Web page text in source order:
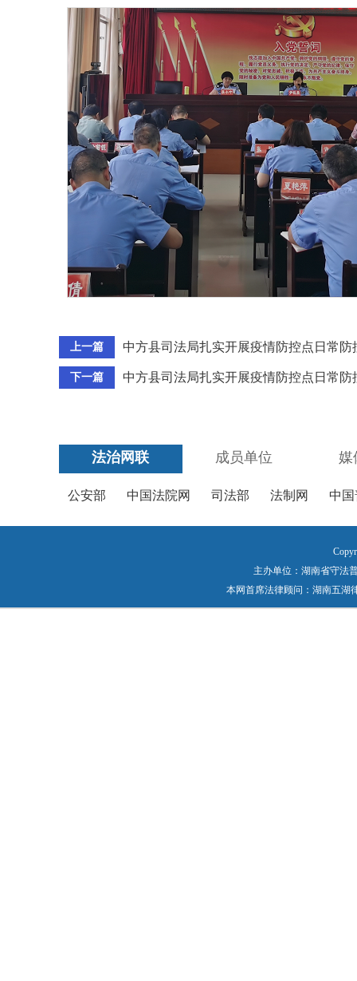
上一篇 中方县司法局扎实开展疫情防控点日常防
下一篇 中方县司法局扎实开展疫情防控点日常防
法治网联 成员单位 媒
公安部 中国法院网 司法部 法制网 中
主办单位：湖南省守法
本网首席法律顾问：湖南五湖